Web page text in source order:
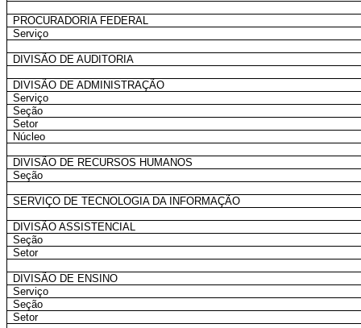
PROCURADORIA FEDERAL
Serviço
DIVISÃO DE AUDITORIA
DIVISÃO DE ADMINISTRAÇÃO
Serviço
Seção
Setor
Núcleo
DIVISÃO DE RECURSOS HUMANOS
Seção
SERVIÇO DE TECNOLOGIA DA INFORMAÇÃO
DIVISÃO ASSISTENCIAL
Seção
Setor
DIVISÃO DE ENSINO
Serviço
Seção
Setor